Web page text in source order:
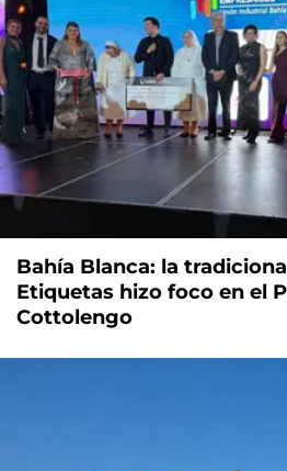
Bahía Blanca: la
Etiquetas hizo foco en el
Cottolengo